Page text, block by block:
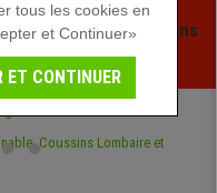
! Des réductions
- Voir l'offre
tous les cookies en
et Continuer»
ET CONTINUER